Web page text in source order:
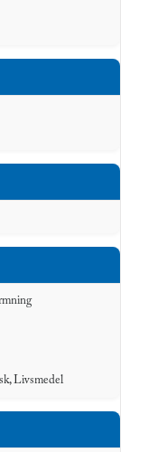
Livsmedel